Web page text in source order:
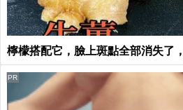
檸檬搭配它，臉上斑點全部消失了
PR